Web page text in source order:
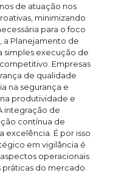
de atuação nos
minimizando
para o foco
a Planejamento de
simples execução de
Empresas
de qualidade
na segurança e
produtividade e
integração de
contínua de
excelência. É por isso
em vigilância é
operacionais
do mercado.